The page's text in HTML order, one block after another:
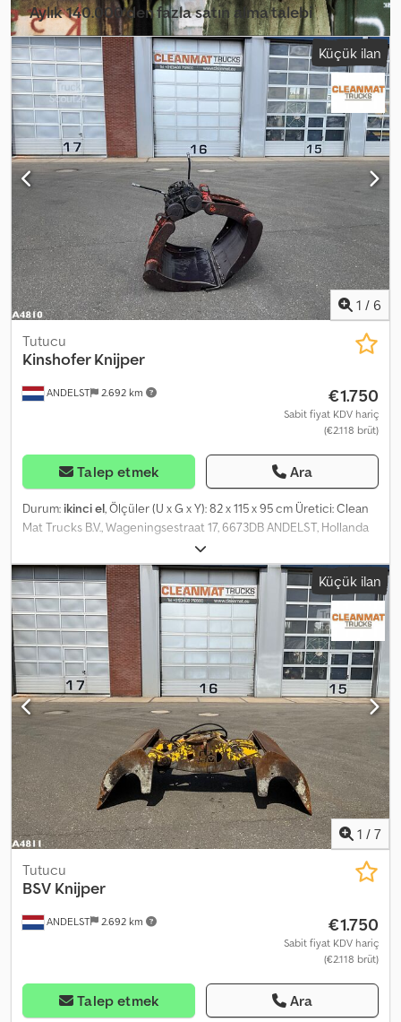
Aylık 140.000'den fazla satın alma talebi
Bayi paketini seçin Küçük ilan
1 / 6
ANDELST 2.692 km
Tutucu
Kinshofer Knijper
€1.750
Sabit fiyat KDV hariç
(€2.118 brüt)
Talep etmek Ara
Durum: ikinci el, Ölçüler (U x G x Y): 82 x 115 x 95 cm Üretici: Clean
Mat Trucks B.V., Wageningsestraat 17, 6673DB ANDELST, Hollanda
Küçük ilan
1 / 7
ANDELST 2.692 km
Tutucu
BSV Knijper
€1.750
Sabit fiyat KDV hariç
(€2.118 brüt)
Talep etmek Ara